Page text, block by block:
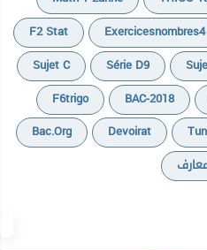
F2 Stat
Exercicesnombres4
Sujet C
Série D9
F6trigo
BAC-2018
Bac.org
Devoirat